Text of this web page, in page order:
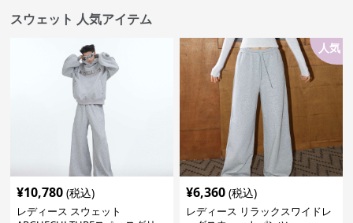
スウェット 人気アイテム
¥10,780 (税込)
レディース スウェット
人気
¥6,360 (税込)
レディース リラックスワイドレ